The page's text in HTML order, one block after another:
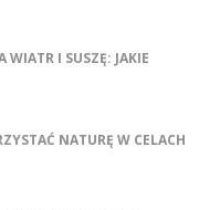
I SUSZĘ: JAKIE
NATURĘ W CELACH